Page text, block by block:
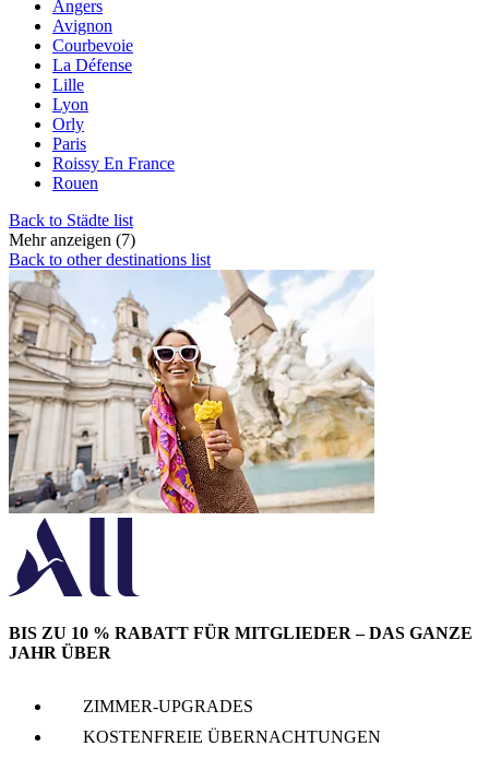
Angers
Avignon
Courbevoie
La Défense
Lille
Lyon
Orly
Paris
Roissy En France
Rouen
Back to Städte list
Mehr anzeigen (7)
Back to other destinations list
BIS ZU 10 % RABATT FÜR MITGLIEDER – DAS GANZE
JAHR ÜBER
ZIMMER-UPGRADES
KOSTENFREIE ÜBERNACHTUNGEN